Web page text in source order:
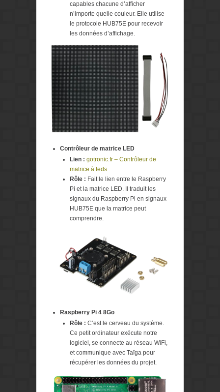
capables chacune d’afficher
n’importe quelle couleur. Elle utilise
le protocole HUB75E pour recevoir
les données d’affichage.
Contrôleur de matrice LED
Lien : gotronic.fr – Contrôleur de
matrice à leds
Rôle : Fait le lien entre le Raspberry
Pi et la matrice LED. Il traduit les
signaux du Raspberry Pi en signaux
HUB75E que la matrice peut
comprendre.
Raspberry Pi 4 8Go
Rôle : C’est le cerveau du système.
Ce petit ordinateur exécute notre
logiciel, se connecte au réseau WiFi,
et communique avec Taïga pour
récupérer les données du projet.